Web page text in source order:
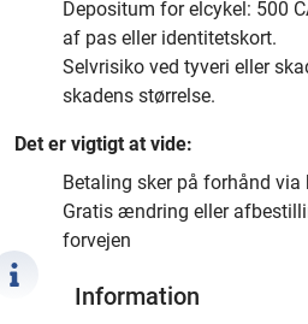
Depositum for elcykel: 500
af pas eller identitetskort.
Selvrisiko ved tyveri eller
skadens størrelse.
Det er vigtigt at vide:
Betaling sker på forhånd via
Gratis ændring eller
forvejen
Information